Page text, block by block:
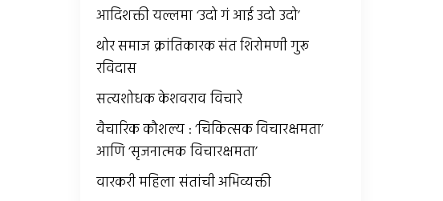
आदिशक्ती यल्लमा ‘उदो गं आई उदो उदो’
थोर समाज क्रांतिकारक संत शिरोमणी गुरू
रविदास
सत्यशोधक केशवराव विचारे
वैचारिक कौशल्य : ‘चिकित्सक विचारक्षमता’
आणि ‘सृजनात्मक विचारक्षमता’
वारकरी महिला संतांची अभिव्यक्ती